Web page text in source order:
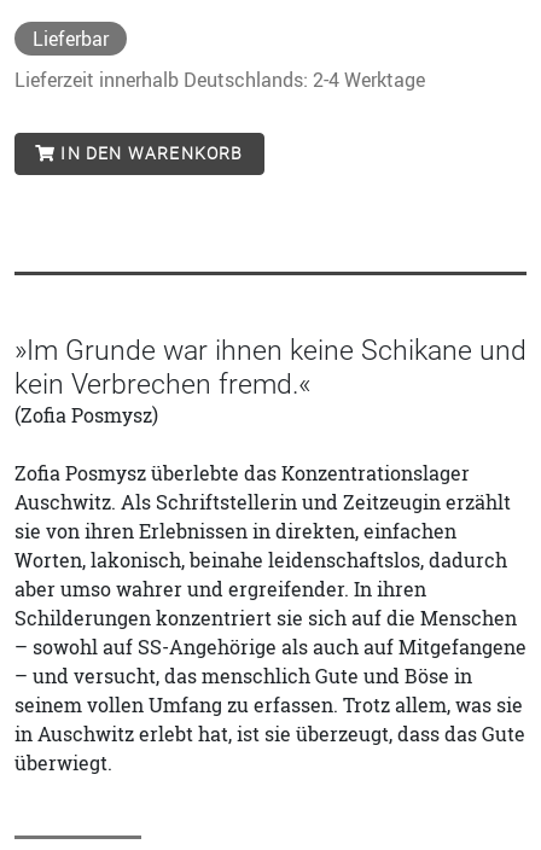
Lieferbar
Lieferzeit innerhalb Deutschlands: 2-4 Werktage
IN DEN WARENKORB
»Im Grunde war ihnen keine Schikane und
kein Verbrechen fremd.«
(Zofia Posmysz)
Zofia Posmysz überlebte das Konzentrationslager
Auschwitz. Als Schriftstellerin und Zeitzeugin erzählt
sie von ihren Erlebnissen in direkten, einfachen
Worten, lakonisch, beinahe leidenschaftslos, dadurch
aber umso wahrer und ergreifender. In ihren
Schilderungen konzentriert sie sich auf die Menschen
– sowohl auf SS-Angehörige als auch auf Mitgefangene
– und versucht, das menschlich Gute und Böse in
seinem vollen Umfang zu erfassen. Trotz allem, was sie
in Auschwitz erlebt hat, ist sie überzeugt, dass das Gute
überwiegt.